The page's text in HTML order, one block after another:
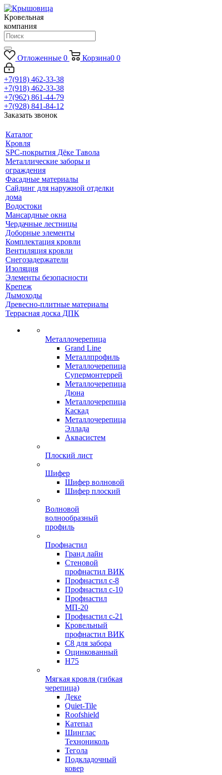
Кровельная
компания
Отложенные 0 Корзина0 0
+7(918) 462-33-38
+7(918) 462-33-38
+7(962) 861-44-79
+7(928) 841-84-12
Заказать звонок
Каталог
Кровля
SPC-покрытия Дёке Тавола
Металлические заборы и
ограждения
Фасадные материалы
Сайдинг для наружной отделки
дома
Водостоки
Мансардные окна
Чердачные лестницы
Доборные элементы
Комплектация кровли
Вентиляция кровли
Снегозадержатели
Изоляция
Элементы безопасности
Крепеж
Дымоходы
Древесно-плитные материалы
Террасная доска ДПК
Металлочерепица
Grand Line
Металлпрофиль
Металлочерепица
Супермонтеррей
Металлочерепица
Дюна
Металлочерепица
Каскад
Металлочерепица
Эллада
Аквасистем
Плоский лист
Шифер
Шифер волновой
Шифер плоский
Волновой
волнообразный
профиль
Профнастил
Гранд лайн
Стеновой
профнастил ВИК
Профнастил с-8
Профнастил с-10
Профнастил
МП-20
Профнастил с-21
Кровельный
профнастил ВИК
С8 для забора
Оцинкованный
Н75
Мягкая кровля (гибкая
черепица)
Деке
Quiet-Tile
Roofshield
Катепал
Шинглас
Технониколь
Тегола
Подкладочный
ковер